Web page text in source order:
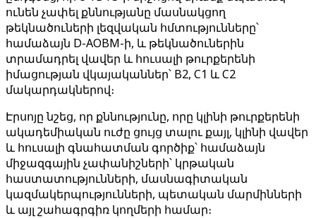
ունեն չափել քննությանը մասնակցող
թեկնածուների լեզվական հմտությունները՝
համաձայն D-AOBM-ի, և թեկնածուներին
տրամադրել վավեր և հուսալի թուրքերենի
իմացության վկայականներ՝ B2, C1 և C2
մակարդակներով։
Էրսոյը նշեց, որ քննությունը, որը կլինի թուրքերենի
ակադեմիական ուժը ցույց տալու քայլ, կլինի վավեր
և հուսալի գնահատման գործիք՝ համաձայն
միջազգային չափանիշների՝ կրթական
հաստատությունների, մասնագիտական ​​
կազմակերպությունների, պետական ​​​​մարմինների
և այլ շահագրգիռ կողմերի համար։